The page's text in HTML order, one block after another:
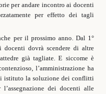
per andare incontro ai docenti
per effetto dei tagli
per il prossimo anno. Dal 1°
dovrà scendere di altre
già tagliate. E siccome è
l’amministrazione ha
istituto la soluzione dei conflitti
dei docenti alle